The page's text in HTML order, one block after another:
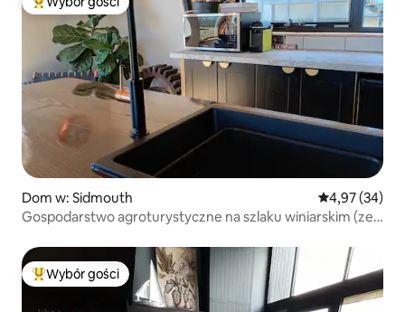
Najpopularniejsze z kategorii Wybór gości
Dom w: Sidmouth Średnia
4,97 (34)
Gospodarstwo agroturystyczne na szlaku winiarskim (ze
Najpopularniejsze z kategorii Wybór gości
Wybór gości